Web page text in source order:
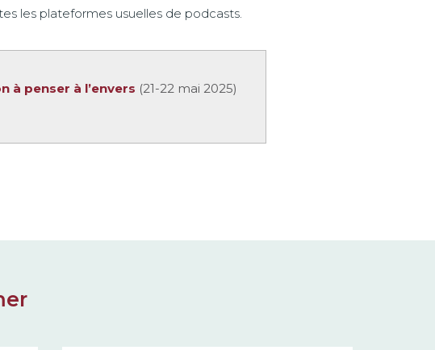
les plateformes usuelles de podcasts.
à penser à l’envers (21-22 mai 2025)